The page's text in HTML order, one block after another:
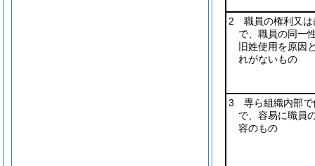
2 職員の権利又は
で、職員の同一
旧姓使用を原因
れがないもの
3 専ら組織内部で
で、容易に職員
容のもの